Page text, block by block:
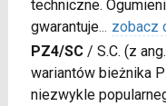
techniczne.
gwarantuje... zobacz
PZ4/SC/ S.C. (z
wariantów bieżnika
niezwykle